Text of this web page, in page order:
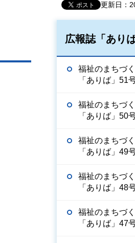
更新日：
広報誌「ありば
福祉のまちづ
「ありば」51
福祉のまちづ
「ありば」50
福祉のまちづ
「ありば」49
福祉のまちづ
「ありば」48
福祉のまちづ
「ありば」47